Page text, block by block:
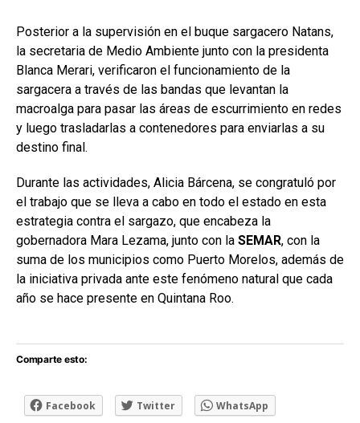
Posterior a la supervisión en el buque sargacero Natans,
la secretaria de Medio Ambiente junto con la presidenta
Blanca Merari, verificaron el funcionamiento de la
sargacera a través de las bandas que levantan la
macroalga para pasar las áreas de escurrimiento en redes
y luego trasladarlas a contenedores para enviarlas a su
destino final.
Durante las actividades, Alicia Bárcena, se congratuló por
el trabajo que se lleva a cabo en todo el estado en esta
estrategia contra el sargazo, que encabeza la
gobernadora Mara Lezama, junto con la SEMAR, con la
suma de los municipios como Puerto Morelos, además de
la iniciativa privada ante este fenómeno natural que cada
año se hace presente en Quintana Roo.
Comparte esto:
Facebook Twitter WhatsApp